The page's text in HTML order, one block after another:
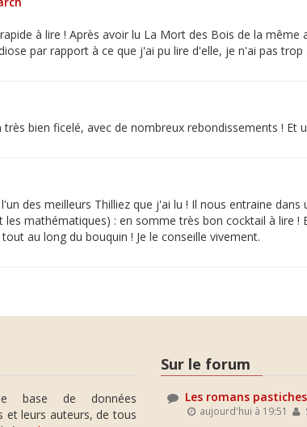
à lire ! Après avoir lu La Mort des Bois de la
par rapport à ce que j'ai pu lire d'elle, je n'ai pas
bien ficelé, avec de nombreux rebondissements !
des meilleurs Thilliez que j'ai lu ! Il nous entraine
les mathématiques) : en somme très bon cocktail à lire
au long du bouquin ! Je le conseille vivement.
base de données
et leurs auteurs, de tous
Sur le forum
Les romans
aujourd'hui à 19:51